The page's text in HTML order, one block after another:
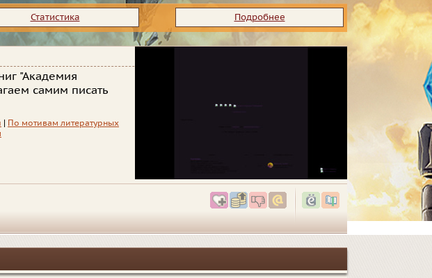
Статистика Подробнее
"Академия
самим писать
По мотивам литературных